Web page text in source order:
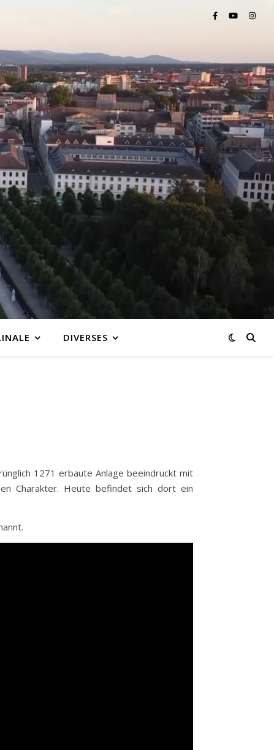
DIVERSES
1271 erbaute Anlage beeindruckt mit
Charakter. Heute befindet sich dort ein